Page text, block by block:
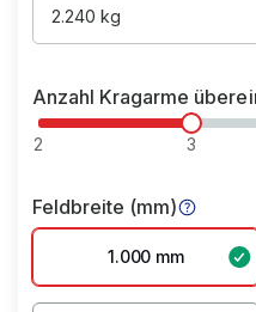
2.240 kg
Anzahl Kragarme
2 3
Feldbreite (mm)
1.000 mm